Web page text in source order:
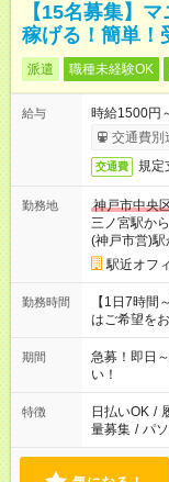
【15名募集】
稼げる！簡単！
派遣 職種未経験OK
給与
時給1500円
交通費別
交通費 規定
勤務地
神戸市中央
三ノ宮駅か
(神戸市営)
駅近オフ
勤務時間
【1日7時間
はご希望をお聞かせくだ
17：00 11
期間
急募！即日
い！
特徴 日払いOK /
量募集 / パ